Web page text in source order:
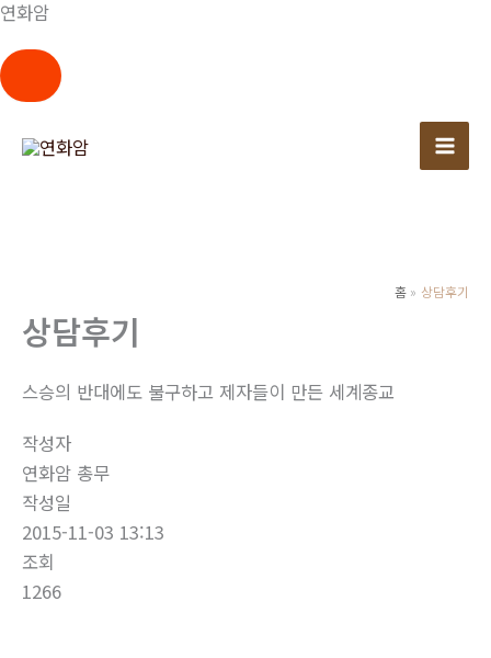
연화암
홈 상담후기
상담후기
스승의 반대에도 불구하고 제자들이 만든 세계종교
작성자
연화암 총무
작성일
2015-11-03 13:13
조회
1266